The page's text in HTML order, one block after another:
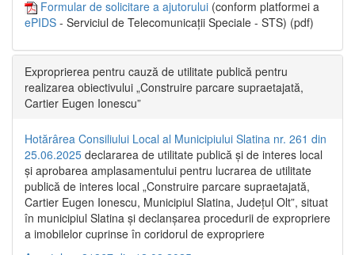
Formular de solicitare a ajutorului (conform platformei a
ePIDS - Serviciul de Telecomunicații Speciale - STS) (pdf)
Exproprierea pentru cauză de utilitate publică pentru
realizarea obiectivului „Construire parcare supraetajată,
Cartier Eugen Ionescu”
Hotărârea Consiliului Local al Municipiului Slatina nr. 261 din
25.06.2025 declararea de utilitate publică și de interes local
și aprobarea amplasamentului pentru lucrarea de utilitate
publică de interes local „Construire parcare supraetajată,
Cartier Eugen Ionescu, Municipiul Slatina, Județul Olt”, situat
în municipiul Slatina și declanșarea procedurii de expropriere
a imobilelor cuprinse în coridorul de expropriere